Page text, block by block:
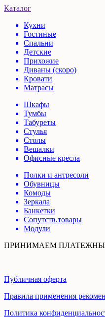
Каталог
Кухни
Гостиные
Спальни
Детские
Прихожие
Диваны (скоро)
Кровати
Матрасы
Шкафы
Тумбы
Табуреты
Стулья
Столы
Вешалки
Офисные кресла
Полки и антресоли
Обувницы
Комоды
Зеркала
Банкетки
Сопутств.товары
Модули
ПРИНИМАЕМ
Публичная оферта
Правила применения
Политика